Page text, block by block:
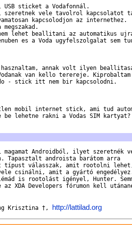
USB sticket a Vodafonnál.
szeretnek vele tavolrol kapcsolatot
kapcsolodjon az internethez.
lehet beallitani az automatikus
es a Voda ugyfelszolgalat sem
annak volt ilyen
van kello terereje.
- stick itt nem bir kapcsolodni.
mobil internet stick, ami tud
be lehetne rakni a Vodas SIM kartyat?
magamat Androidból, ilyet szeretnék
Tapasztalt androista barátom arra
típust válasszak, amit rootolni
csinálni, amit a gyártó
is rootolást igényel, Hunter.
XDA Developers fórumon kell
Krisztina †, http://lattilad.org